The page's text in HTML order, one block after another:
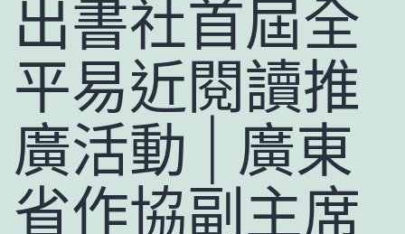
出書社首屆全
平易近閱讀推
廣活動 | 廣東
省作協副主席